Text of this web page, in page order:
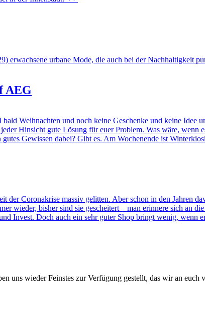
erwachsene urbane Mode, die auch bei der Nachhaltigkeit
AEG
Weihnachten und noch keine Geschenke und keine Idee
Hinsicht gute Lösung für euer Problem. Was wäre,
Gewissen dabei? Gibt es. Am Wochenende ist
Coronakrise massiv gelitten. Aber schon in den Jahren
wieder, bisher sind sie gescheitert – man erinnere sich an
Invest. Doch auch ein sehr guter Shop bringt wenig, wenn
uns wieder Feinstes zur Verfügung gestellt, das wir an euch